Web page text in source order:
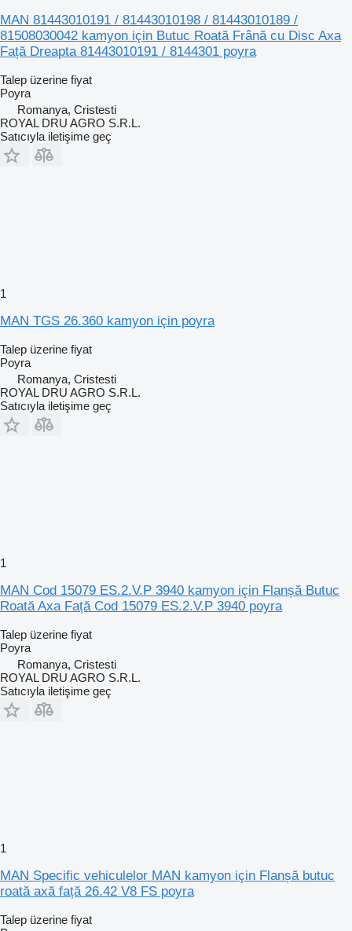
MAN 81443010191 / 81443010198 / 81443010189 /
81508030042 kamyon için Butuc Roată Frână cu Disc Axa
Față Dreapta 81443010191 / 8144301 poyra
Talep üzerine fiyat
Poyra
Romanya, Cristesti
ROYAL DRU AGRO S.R.L.
Satıcıyla iletişime geç
1
MAN TGS 26.360 kamyon için poyra
Talep üzerine fiyat
Poyra
Romanya, Cristesti
ROYAL DRU AGRO S.R.L.
Satıcıyla iletişime geç
1
MAN Cod 15079 ES.2.V.P 3940 kamyon için Flanșă Butuc
Roată Axa Față Cod 15079 ES.2.V.P 3940 poyra
Talep üzerine fiyat
Poyra
Romanya, Cristesti
ROYAL DRU AGRO S.R.L.
Satıcıyla iletişime geç
1
MAN Specific vehiculelor MAN kamyon için Flanșă butuc
roată axă față 26.42 V8 FS poyra
Talep üzerine fiyat